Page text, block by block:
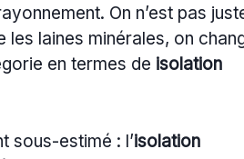
On n’est pas
les laines minérales, on
en termes de isolation
sous-estimé : l’isolation